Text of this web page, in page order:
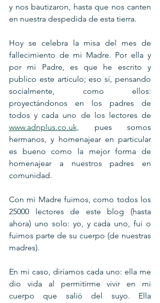
y nos bautizaron, hasta que nos canten
en nuestra despedida de esta tierra.
Hoy se celebra la misa del mes de
fallecimiento de mi Madre. Por ella y
por mi Padre, es que he escrito y
publico este artículo; eso sí, pensando
socialmente, como ellos:
proyectándonos en los padres de
www.adnplus.co.uk, pues somos
hermanos, y homenajear en particular
es bueno como la mejor forma de
homenajear a nuestros padres en
comunidad.
Con mi Madre fuimos, como todos los
25000 lectores de este blog (hasta
ahora) uno solo: yo, y cada uno, fui o
fuimos parte de su cuerpo (de nuestras
madres).
En mi caso, diríamos cada uno: ella me
dio vida al permitirme vivir en mi
cuerpo que salió del suyo. Ella